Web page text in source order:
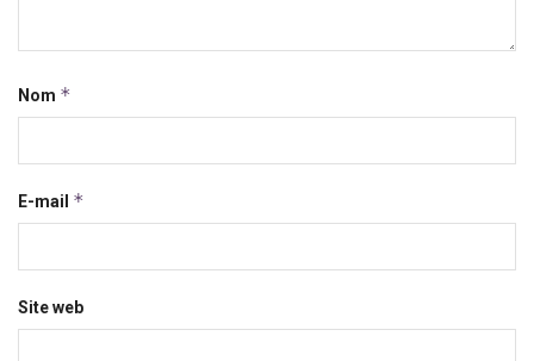
Nom *
E-mail *
Site web